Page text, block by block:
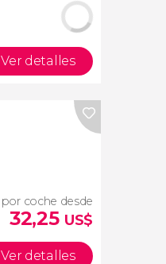
Ver detalles
por coche desde
32,25 US$
Ver detalles